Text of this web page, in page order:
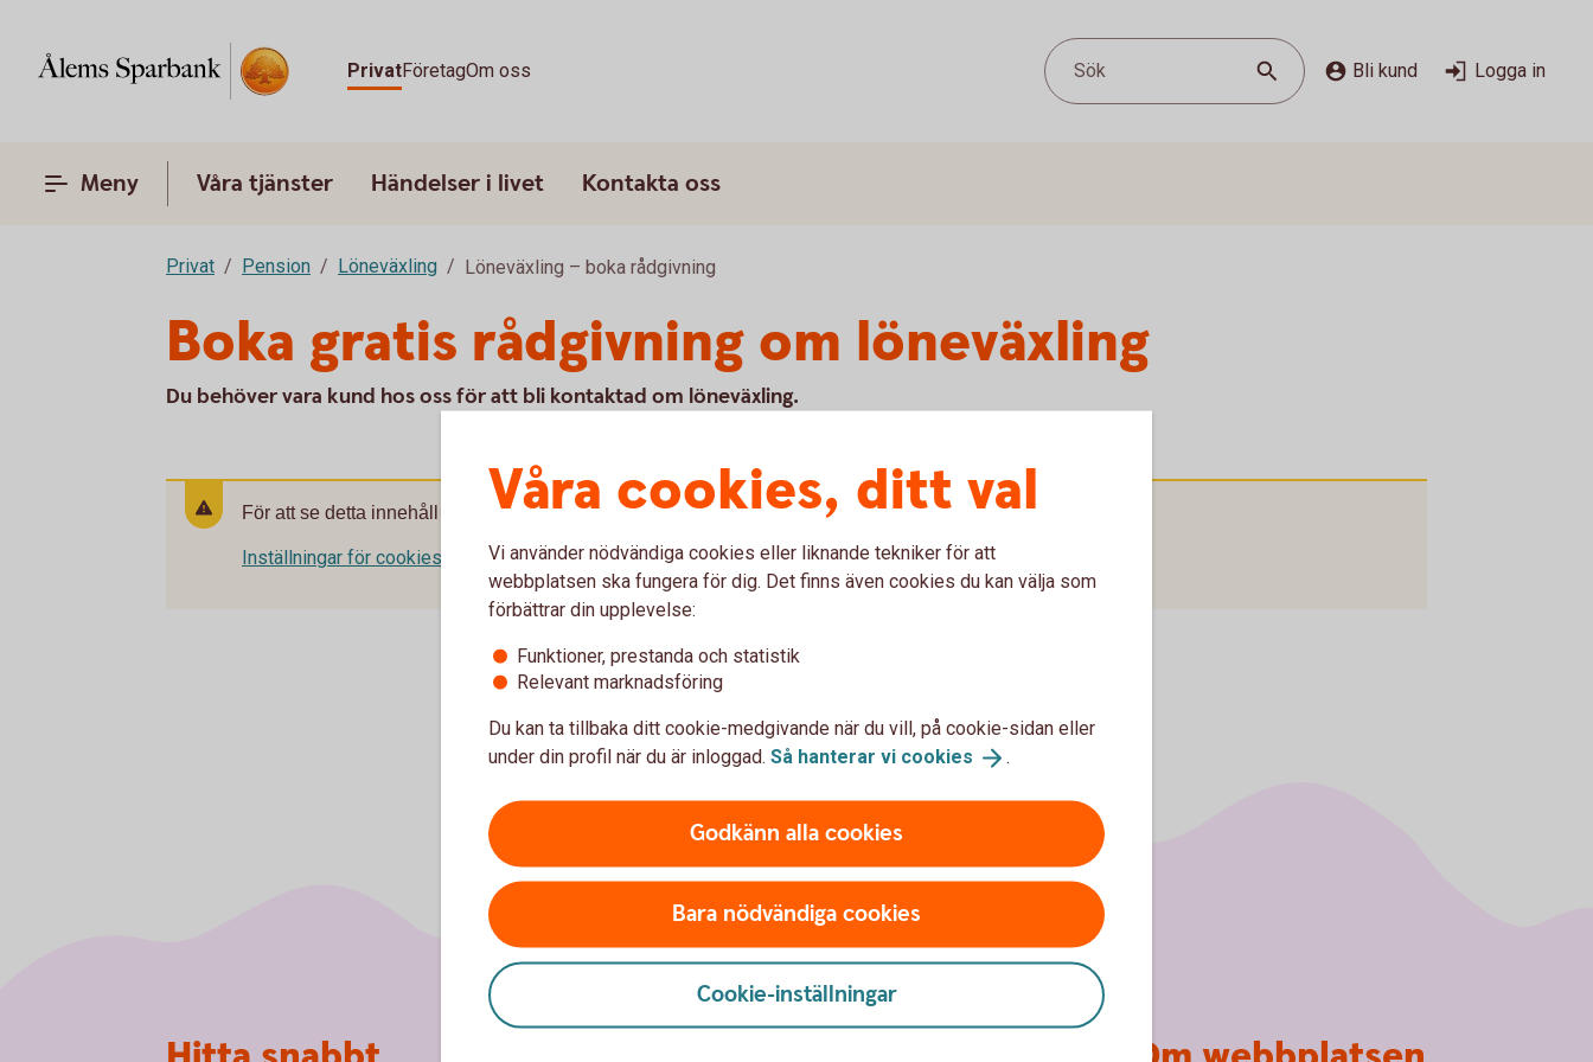
PrivatFöretagOm oss Sök Bli kund Logga in
Meny Våra tjänster Händelser i livet Kontakta oss
Privat Pension Löneväxling Löneväxling – boka rådgivning
Boka gratis rådgivning om löneväxling
Du behöver vara kund hos oss för att bli kontaktad om löneväxling.
För att se detta innehåll behöver du först godkänna cookies för Funktioner, prestanda och statistik.
Inställningar för cookies
Våra cookies, ditt val
Vi använder nödvändiga cookies eller liknande tekniker för att
webbplatsen ska fungera för dig. Det finns även cookies du kan välja som
förbättrar din upplevelse:
Funktioner, prestanda och statistik
Relevant marknadsföring
Du kan ta tillbaka ditt cookie-medgivande när du vill, på cookie-sidan eller
under din profil när du är inloggad. Så hanterar vi cookies .
Godkänn alla cookies
Bara nödvändiga cookies
Cookie-inställningar